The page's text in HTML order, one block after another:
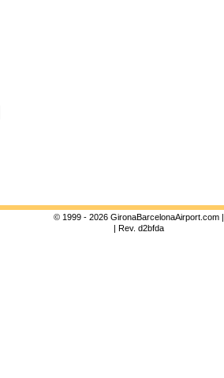
© 1999 - 2026 GironaBarcelonaAirport.com |
| Rev. d2bfda